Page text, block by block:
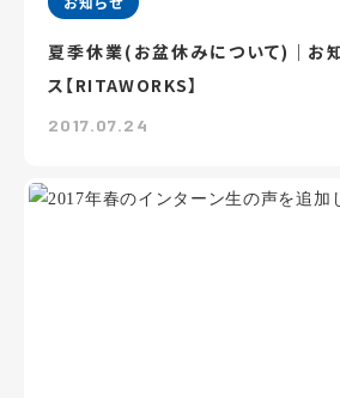
夏季休業(お盆休みについて)｜お
ス【RITAWORKS】
2017.07.24